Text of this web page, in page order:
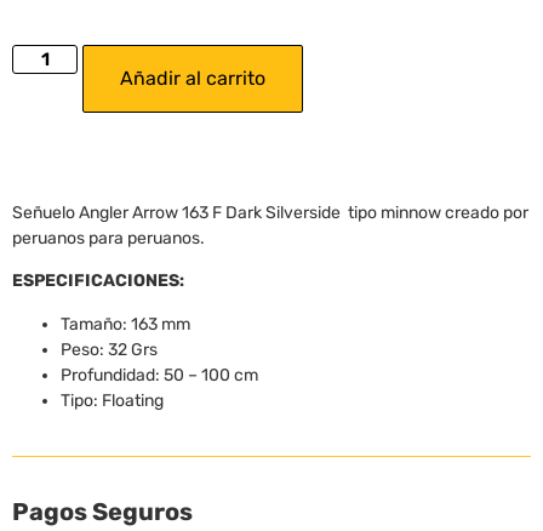
Añadir al carrito
Señuelo Angler Arrow 163 F Dark Silverside tipo minnow creado por
peruanos para peruanos.
ESPECIFICACIONES:
Tamaño: 163 mm
Peso: 32 Grs
Profundidad: 50 – 100 cm
Tipo: Floating
Pagos Seguros